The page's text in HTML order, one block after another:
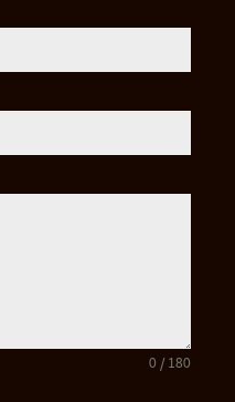
0 / 180